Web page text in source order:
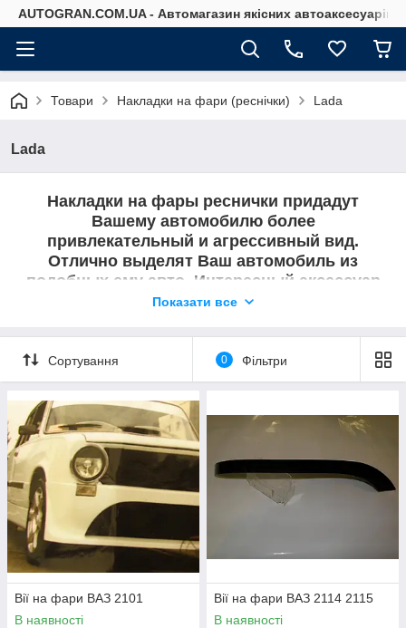
AUTOGRAN.COM.UA - Автомагазин якісних автоаксесуарів
Товари Накладки на фари (реснічки) Lada
Lada
Накладки на фары реснички придадут
Вашему автомобилю более
привлекательный и агрессивный вид.
Отлично выделят Ваш автомобиль из
подобных ему авто. Интересный аксессуар
для Вашего авто.
В этом разделе представлены реснички на
Lada.
Показати все
Сортування 0 Фільтри
Вії на фари ВАЗ 2101
В наявності
Вії на фари ВАЗ 2114 2115
В наявності